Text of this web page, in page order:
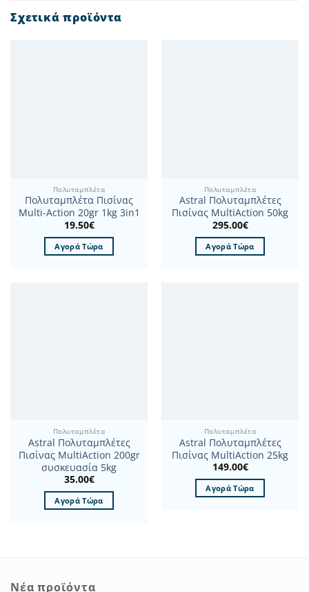
Σχετικά προϊόντα
Πολυταμπλέτα
Πολυταμπλέτα Πισίνας
Multi-Action 20gr 1kg 3in1
19.50€
Αγορά Τώρα
Πολυταμπλέτα
Astral Πολυταμπλέτες
Πισίνας MultiAction 50kg
295.00€
Αγορά Τώρα
Πολυταμπλέτα
Astral Πολυταμπλέτες
Πισίνας MultiAction 200gr
συσκευασία 5kg
35.00€
Αγορά Τώρα
Πολυταμπλέτα
Astral Πολυταμπλέτες
Πισίνας MultiAction 25kg
149.00€
Αγορά Τώρα
Νέα προϊόντα